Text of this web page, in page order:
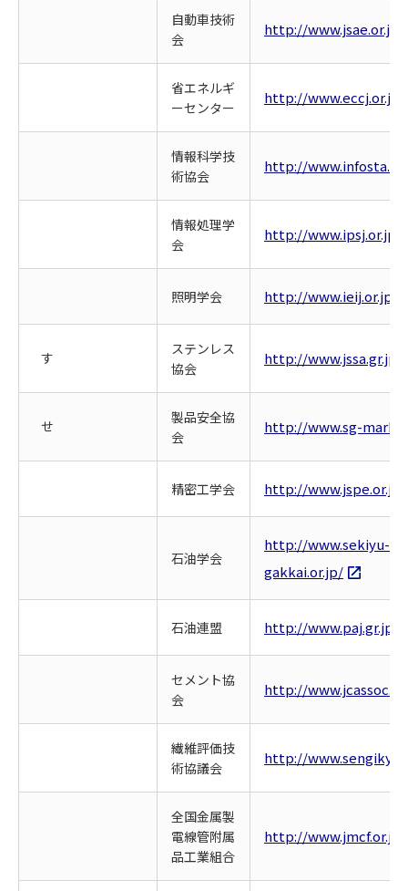
自動車技術
会
http://www.jsae.or.jp/
省エネルギ
ーセンター
http://www.eccj.or.jp/
情報科学技
術協会
http://
情報処理学
会
http://www.ipsj.or.jp/
照明学会 http://www.ieij.or.jp/
す
ステンレス
協会
http://www.jssa.gr.jp/
せ
製品安全協
会
http://www.sg-
精密工学会 http://www.jspe.or.jp/
石油学会
http://www.sekiyu-
gakkai.or.jp/
石油連盟 http://www.paj.gr.jp/
セメント協
会
http://
繊維評価技
術協議会
http://
全国金属製
電線管附属
品工業組合
http://www.jmcf.or.jp/